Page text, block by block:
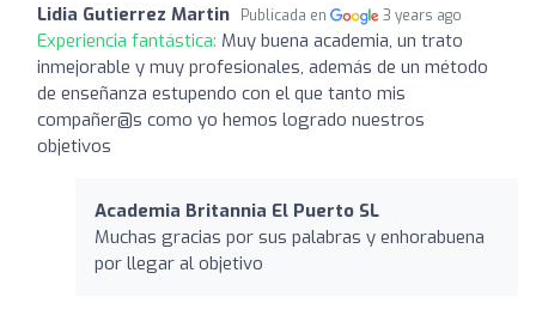
Lidia Gutierrez Martin Publicada en 3 years ago
Experiencia fantástica: Muy buena academia, un trato
inmejorable y muy profesionales, además de un método
de enseñanza estupendo con el que tanto mis
compañer@s como yo hemos logrado nuestros
objetivos
Academia Britannia El Puerto SL
Muchas gracias por sus palabras y enhorabuena
por llegar al objetivo